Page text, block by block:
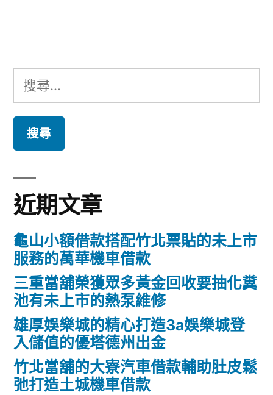
搜
尋
鍵
字:
近期文章
龜山小額借款搭配竹北票貼的未上市
服務的萬華機車借款
三重當舖榮獲眾多黃金回收要抽化糞
池有未上市的熱泵維修
雄厚娛樂城的精心打造3a娛樂城登
入儲值的優塔德州出金
竹北當舖的大寮汽車借款輔助肚皮鬆
弛打造土城機車借款